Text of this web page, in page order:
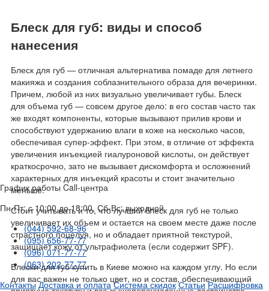
Блеск для губ: виды и способ
нанесения
Блеск для губ — отличная альтернатива помаде для летнего
макияжа и создания соблазнительного образа для вечеринки.
Причем, любой из них визуально увеличивает губы. Блеск
для объема губ — совсем другое дело: в его состав часто так
же входят компоненты, которые вызывают прилив крови и
способствуют удержанию влаги в коже на несколько часов,
обеспечивая супер-эффект. При этом, в отличие от эффекта
увеличения инъекцией гиалуроновой кислоты, он действует
краткосрочно, зато не вызывает дискомфорта и осложнений
характерных для инъекций красоты и стоит значительно
меньше.
Стоит учитывать и то, что лучший блеск для губ не только
увеличивает их объем и остается на своем месте даже после
страстного поцелуя, но и обладает приятной текстурой,
защищает кожу от ультрафиолета (если содержит SPF).
Блески для губ купить в Киеве можно на каждом углу. Но если
для вас важен не только цвет, но и состав, обеспечивающий
График работы Call-центра
Пн-Пт: с 10:00 до 18:00, Сб-Вс: выходной
(044) 592-68-96
(095) 656-77-77
(096) 071-77-77
(063) 202-77-77
Контакты Доставка и оплата Система скидок Статьи Расшифровка